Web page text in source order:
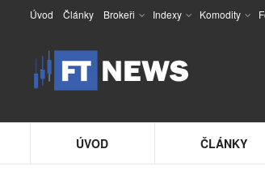
Úvod Články Brokeři Indexy Komodity
ÚVOD ČLÁNKY